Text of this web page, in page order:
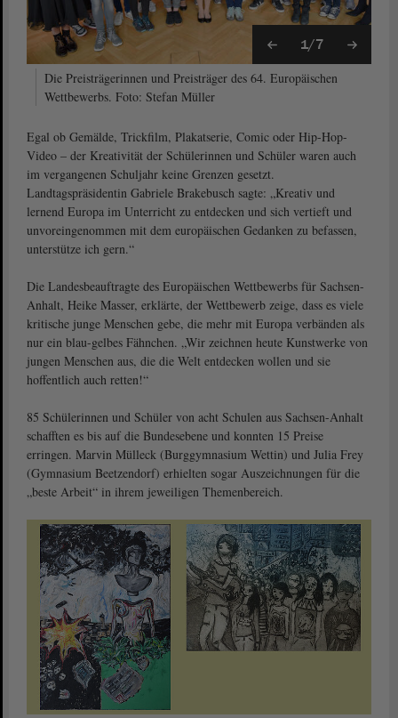
1/7
Die Preisträgerinnen und Preisträger des 64. Europäischen
Wettbewerbs. Foto: Stefan Müller
Egal ob Gemälde, Trickfilm, Plakatserie, Comic oder Hip-Hop-
Video – der Kreativität der Schülerinnen und Schüler waren auch
im vergangenen Schuljahr keine Grenzen gesetzt.
Landtagspräsidentin Gabriele Brakebusch sagte: „Kreativ und
lernend Europa im Unterricht zu entdecken und sich vertieft und
unvoreingenommen mit dem europäischen Gedanken zu befassen,
unterstütze ich gern.“
Die Landesbeauftragte des Europäischen Wettbewerbs für Sachsen-
Anhalt, Heike Masser, erklärte, der Wettbewerb zeige, dass es viele
kritische junge Menschen gebe, die mehr mit Europa verbänden als
nur ein blau-gelbes Fähnchen. „Wir zeichnen heute Kunstwerke von
jungen Menschen aus, die die Welt entdecken wollen und sie
hoffentlich auch retten!“
85 Schülerinnen und Schüler von acht Schulen aus Sachsen-Anhalt
schafften es bis auf die Bundesebene und konnten 15 Preise
erringen. Marvin Mülleck (Burggymnasium Wettin) und Julia Frey
(Gymnasium Beetzendorf) erhielten sogar Auszeichnungen für die
„beste Arbeit“ in ihrem jeweiligen Themenbereich.